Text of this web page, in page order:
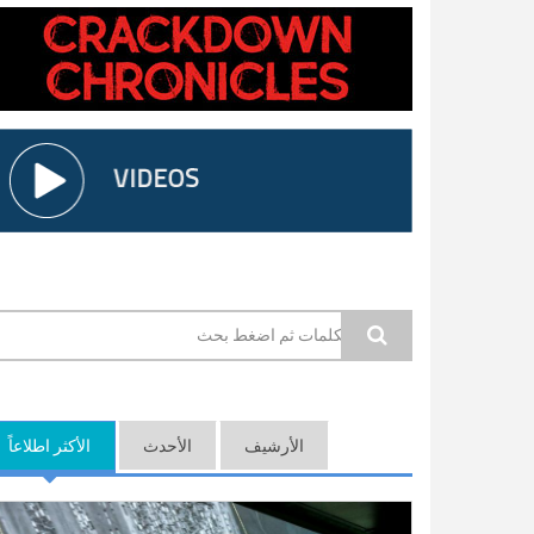
استمارة البحث
الأكثر اطلاعاً الأحدث الأرشيف